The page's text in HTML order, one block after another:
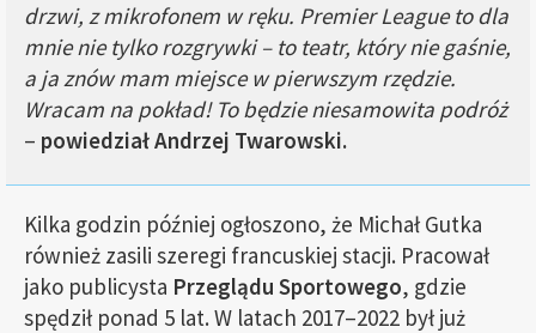
drzwi, z mikrofonem w ręku. Premier League to dla
mnie nie tylko rozgrywki – to teatr, który nie gaśnie,
a ja znów mam miejsce w pierwszym rzędzie.
Wracam na pokład! To będzie niesamowita podróż
– powiedział Andrzej Twarowski.
Kilka godzin później ogłoszono, że Michał Gutka
również zasili szeregi francuskiej stacji. Pracował
jako publicysta Przeglądu Sportowego, gdzie
spędził ponad 5 lat. W latach 2017–2022 był już